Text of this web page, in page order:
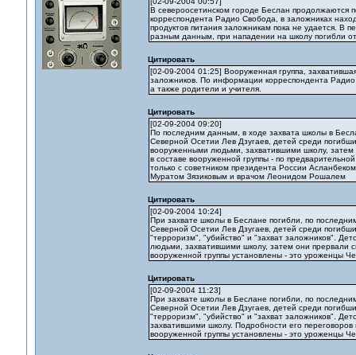
В североосетинском городе Беслан продолжаются
корреспондента Радио Свобода, в заложниках
продуктов питания заложникам пока не удается. В
разным данным, при нападении на школу погибли
Цитировать
[02-09-2004 01:25] Вооруженная группа,
заложников. По информации корреспондента
а также родители и учителя.
Цитировать
[02-09-2004 09:20]
По последним данным, в ходе захвата школы в
Северной Осетии Лев Дзугаев, детей среди
вооруженными людьми, захватившими школу, затем
в составе вооруженной группы - по
только с советником президента России
Муратом Зязиковым и врачом Леонидом Рошалем
Цитировать
[02-09-2004 10:24]
При захвате школы в Беслане погибли, по
Северной Осетии Лев Дзугаев, детей среди
"терроризм", "убийство" и "захват заложников".
людьми, захватившими школу, затем они прервали
вооруженной группы установлены - это уроженцы
Цитировать
[02-09-2004 11:23]
При захвате школы в Беслане погибли, по
Северной Осетии Лев Дзугаев, детей среди
"терроризм", "убийство" и "захват заложников".
захватившими школу. Подробности его
вооруженной группы установлены - это уроженцы